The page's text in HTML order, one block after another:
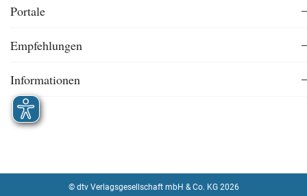
Portale
Empfehlungen
Informationen
© dtv Verlagsgesellschaft mbH & Co. KG 2026